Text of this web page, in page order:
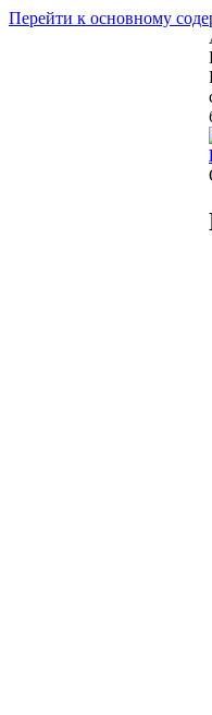
Перейти к основному